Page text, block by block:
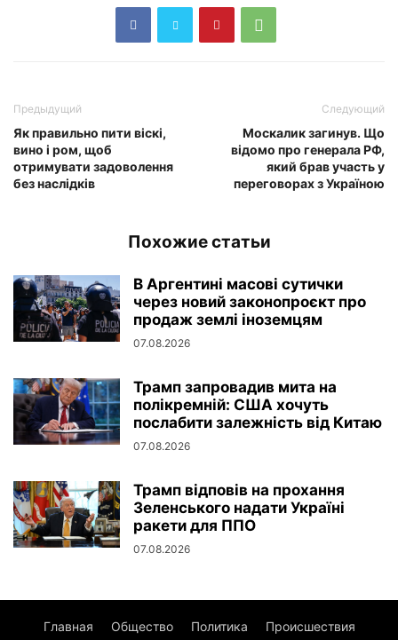
Предыдущий
Як правильно пити віскі,
вино і ром, щоб
отримувати задоволення
без наслідків
Следующий
Москалик загинув. Що
відомо про генерала РФ,
який брав участь у
переговорах з Україною
Похожие статьи
В Аргентині масові сутички
через новий законопроєкт про
продаж землі іноземцям
07.08.2026
Трамп запровадив мита на
полікремній: США хочуть
послабити залежність від Китаю
07.08.2026
Трамп відповів на прохання
Зеленського надати Україні
ракети для ППО
07.08.2026
Главная Общество Политика Происшествия